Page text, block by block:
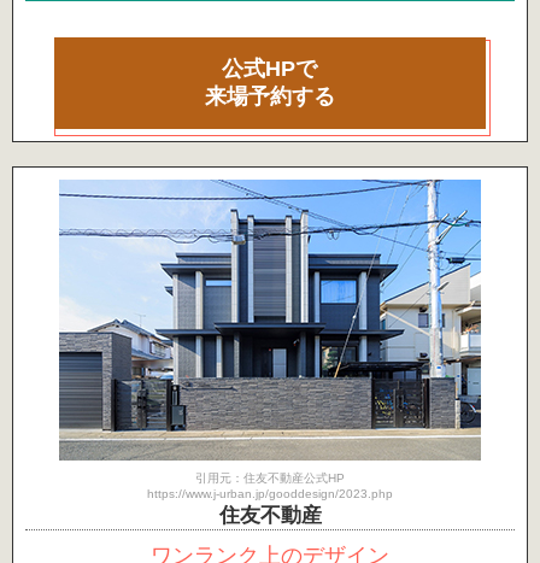
公式HPで
来場予約する
引用元：住友不動産公式HP
https://www.j-urban.jp/gooddesign/2023.php
住友不動産
ワンランク上のデザイン